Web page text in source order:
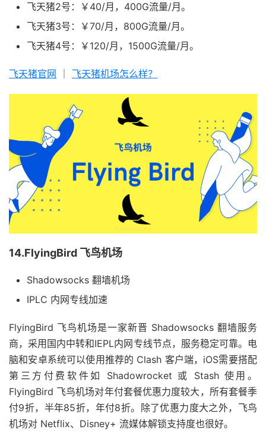
飞天猪2号：￥40/月，400G流量/月。
飞天猪3号：￥70/月，800G流量/月。
飞天猪4号：￥120/月，1500G流量/月。
飞天猪官网 飞天猪机场怎么样？
14.FlyingBird 飞鸟机场
Shadowsocks 翻墙机场
IPLC 内网专线加速
FlyingBird 飞鸟机场是一家新晋 Shadowsocks 翻墙服务
商，采用国内中转和IEPL内网专线节点，服务稳定可靠。电
脑和安卓系统可以使用推荐的 Clash 客户端，iOS需要搭配
第三方付费软件如 Shadowrocket 或 Stash 使用。
FlyingBird 飞鸟机场对年付套餐优惠力度较大，所有套餐季
付9折，半年85折，年付8折。除了优惠力度大之外，飞鸟
机场对 Netflix、Disney+ 流媒体解锁支持度也很好。